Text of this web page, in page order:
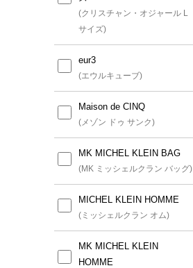
(クリスチャン・オジャール L
サイズ)
eur3
(エウルキューブ)
Maison de CINQ
(メゾン ドゥ サンク)
MK MICHEL KLEIN BAG
(MK ミッシェルクラン バッグ)
MICHEL KLEIN HOMME
(ミッシェルクラン オム)
MK MICHEL KLEIN
HOMME